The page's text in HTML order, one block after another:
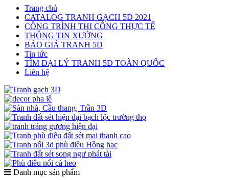
Trang chủ
CATALOG TRANH GẠCH 5D 2021
CÔNG TRÌNH THI CÔNG THỰC TẾ
THÔNG TIN XƯỞNG
BÁO GIÁ TRANH 5D
Tin tức
TÌM ĐẠI LÝ TRANH 5D TOÀN QUỐC
Liên hệ
Danh mục sản phẩm